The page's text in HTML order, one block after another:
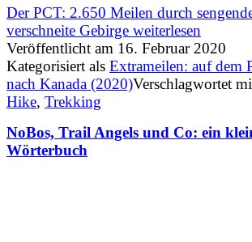
Der PCT: 2.650 Meilen durch
verschneite Gebirge weiterlesen
Veröffentlicht am 16. Februar 2020
Kategorisiert als Extrameilen: auf dem
nach Kanada (2020)Verschlagwortet
Hike, Trekking
NoBos, Trail Angels und Co: ein
Wörterbuch